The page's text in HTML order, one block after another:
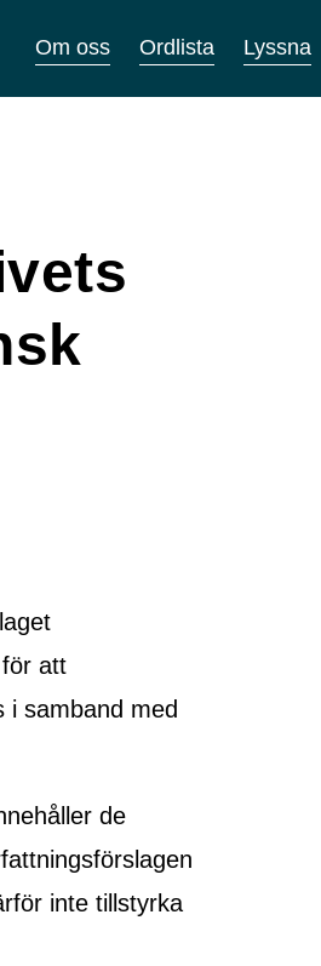
Om oss Ordlista Lyssna
att
i samband med
de
inte tillstyrka